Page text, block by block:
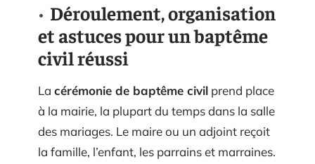
Déroulement, organisation
et astuces pour un baptême
civil réussi
La cérémonie de baptême civil prend place
à la mairie, la plupart du temps dans la salle
des mariages. Le maire ou un adjoint reçoit
la famille, l’enfant, les parrains et marraines.